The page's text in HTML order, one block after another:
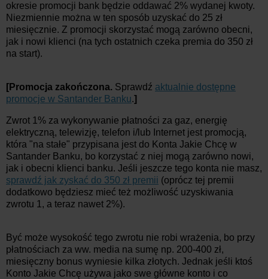
okresie promocji bank będzie oddawać 2% wydanej kwoty.
Niezmiennie można w ten sposób uzyskać do 25 zł
miesięcznie. Z promocji skorzystać mogą zarówno obecni,
jak i nowi klienci (na tych ostatnich czeka premia do 350 zł
na start).
[Promocja zakończona. Sprawdź aktualnie dostępne
promocje w Santander Banku.]
Zwrot 1% za wykonywanie płatności za gaz, energię
elektryczną, telewizję, telefon i/lub Internet jest promocją,
która "na stałe" przypisana jest do Konta Jakie Chcę w
Santander Banku, bo korzystać z niej mogą zarówno nowi,
jak i obecni klienci banku. Jeśli jeszcze tego konta nie masz,
sprawdź jak zyskać do 350 zł premii (oprócz tej premii
dodatkowo będziesz mieć też możliwość uzyskiwania
zwrotu 1, a teraz nawet 2%).
Być może wysokość tego zwrotu nie robi wrażenia, bo przy
płatnościach za ww. media na sumę np. 200-400 zł,
miesięczny bonus wyniesie kilka złotych. Jednak jeśli ktoś
Konto Jakie Chcę używa jako swe główne konto i co